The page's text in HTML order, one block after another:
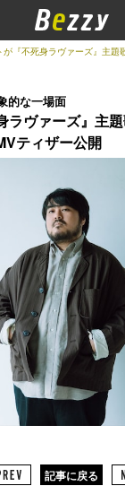
が『不死身ラヴァーズ』主
的な一場面
ヴァーズ』主題
ティザー公開
記事に戻る